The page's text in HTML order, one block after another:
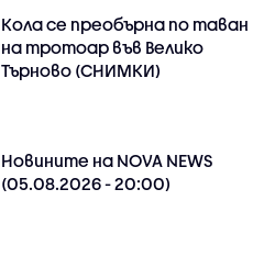
Кола се преобърна по таван
на тротоар във Велико
Търново (СНИМКИ)
Новините на NOVA NEWS
(05.08.2026 - 20:00)